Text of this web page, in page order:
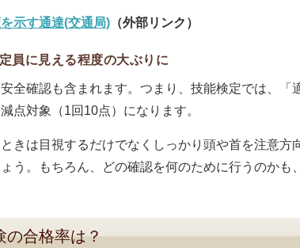
示す通達(交通局) （外部リンク）
員に見える程度の大ぶりに
全確認も含まれます。つまり、技能検定では、「
点対象（1回10点）になります。
きは目視するだけでなくしっかり頭や首を注意方
う。もちろん、どの確認を何のために行うのかも
の合格率は？